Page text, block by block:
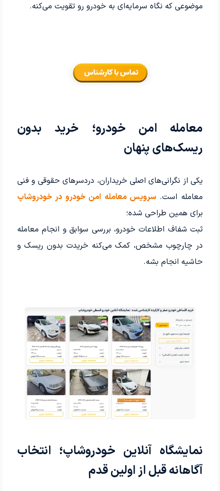
موضوعی که نگاه سرمایه‌ای به خودرو رو تقویت می‌کنه.
معامله امن خودرو؛ خرید بدون
ریسک‌های پنهان
یکی از نگرانی‌های اصلی خریداران، دردسرهای حقوقی و فنی
معامله است. سرویس معامله امن خودرو در خودروشاپ
برای همین طراحی شده؛
ثبت شفاف اطلاعات خودرو، بررسی سوابق و انجام معامله
در چارچوب مشخص، کمک می‌کنه خریدت بدون ریسک و
حاشیه انجام بشه.
نمایشگاه آنلاین خودروشاپ؛ انتخاب
آگاهانه قبل از اولین قدم